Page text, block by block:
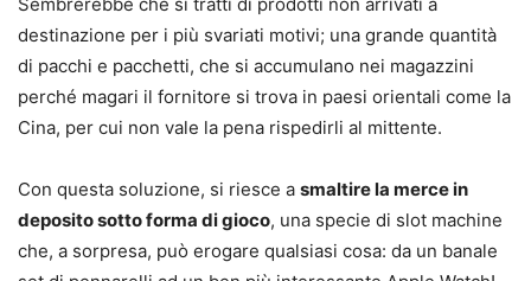
Sembrerebbe che si tratti di prodotti non arrivati a
destinazione per i più svariati motivi; una grande quantità
di pacchi e pacchetti, che si accumulano nei magazzini
perché magari il fornitore si trova in paesi orientali come la
Cina, per cui non vale la pena rispedirli al mittente.
Con questa soluzione, si riesce a smaltire la merce in
deposito sotto forma di gioco, una specie di slot machine
che, a sorpresa, può erogare qualsiasi cosa: da un banale